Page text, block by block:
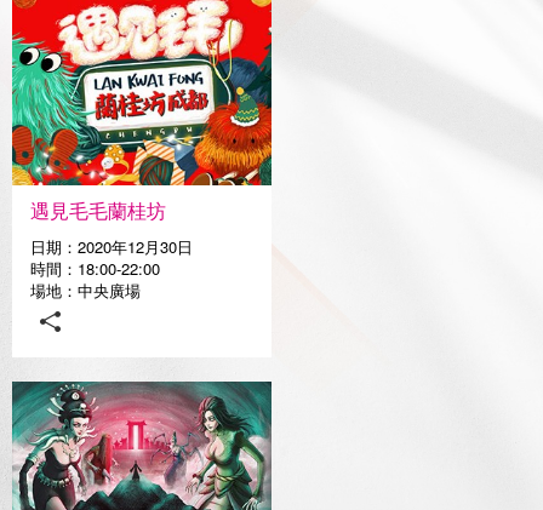
區域位置
聯繫我們
媒體中心
遇見毛毛蘭桂坊
日期：2020年12月30日
時間：18:00-22:00
場地：中央廣場